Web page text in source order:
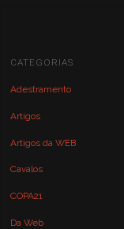
CATEGORIAS
Adestramento
Artigos
Artigos da WEB
Cavalos
COPA21
Da Web